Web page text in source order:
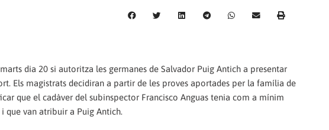
dia 20 si autoritza les germanes de Salvador Puig Antich a presentar
Els magistrats decidiran a partir de les proves aportades per la família de
que el cadàver del subinspector Francisco Anguas tenia com a mínim
que van atribuir a Puig Antich.